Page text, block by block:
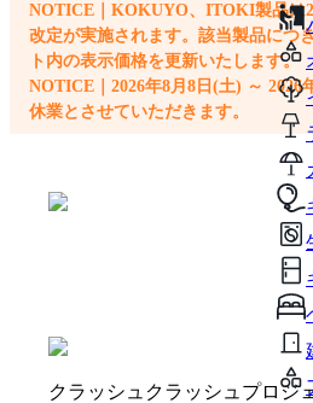
NOTICE｜KOKUYO、ITOKI製品は
改定が実施されます。該当製品につ
ト内の表示価格を更新いたします。
NOTICE｜2026年8月8日(土) ～ 2026
休業とさせていただきます。
クラッシュクラッシュプロジ